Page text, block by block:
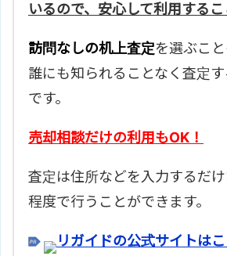
いるので、安心して利用する
訪問なしの机上査定を選ぶこと
誰にも知られることなく査定
です。
売却相談だけの利用もOK！
査定は住所などを入力するだ
程度で行うことができます。
リガイドの公式サイトは